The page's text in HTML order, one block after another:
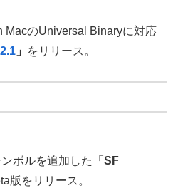
のUniversal Binaryに対応
」 をリリース。
ボルを追加した
「SF
版をリリース。